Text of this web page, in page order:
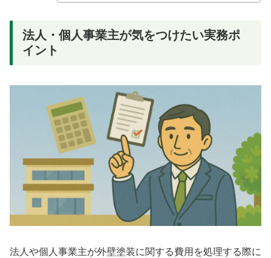
法人・個人事業主が気をつけたい実務ポ
イント
法人や個人事業主が外壁塗装に関する費用を処理する際に